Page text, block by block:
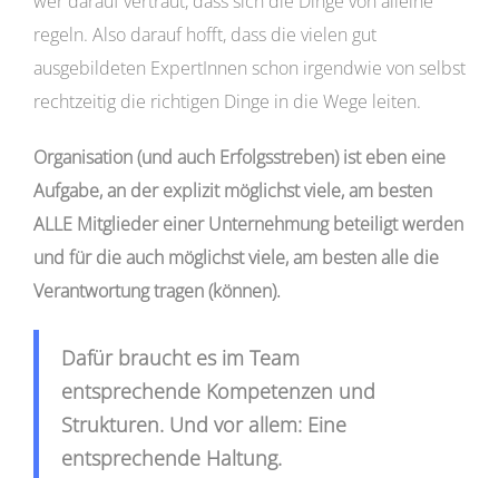
regeln. Also darauf hofft, dass die vielen gut
ausgebildeten ExpertInnen schon irgendwie von selbst
rechtzeitig die richtigen Dinge in die Wege leiten.
Organisation (und auch Erfolgsstreben) ist eben eine
Aufgabe, an der explizit möglichst viele, am besten
ALLE Mitglieder einer Unternehmung beteiligt werden
und für die auch möglichst viele, am besten alle die
Verantwortung tragen (können).
Dafür braucht es im Team
entsprechende Kompetenzen und
Strukturen. Und vor allem: Eine
entsprechende Haltung.